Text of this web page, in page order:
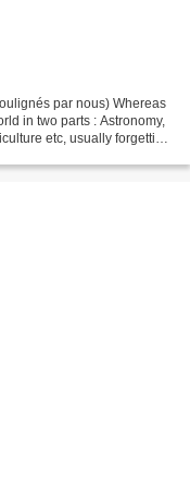
par nous) Whereas
in two parts : Astronomy,
etc, usually forgetting